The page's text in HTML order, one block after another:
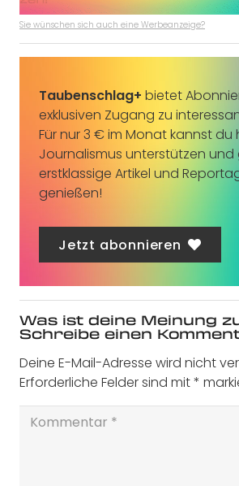
Sie wünschen sich auch eine Werbeanzeige?
Taubenschlag+ bietet
exklusiven Zugang zu
Für nur 3 € im Monat kannst
Journalismus unterstützen und
erstklassige Artikel und
genießen!
Jetzt abonnieren
Was ist deine Meinung
Schreibe einen
Deine E-Mail-Adresse wird nicht
Erforderliche Felder sind mit*